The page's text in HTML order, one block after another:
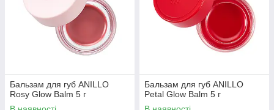
Бальзам для губ ANILLO
Rosy Glow Balm 5 г
Бальзам для губ ANILLO
Petal Glow Balm 5 г